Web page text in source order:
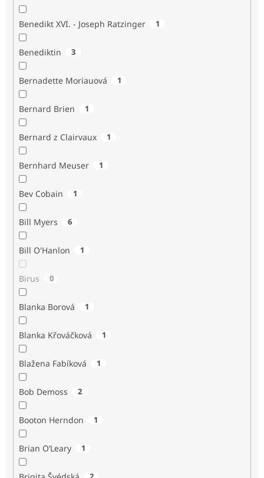
Benedikt XVI. - Joseph Ratzinger 1
Benediktin 3
Bernadette Moriauová 1
Bernard Brien 1
Bernard z Clairvaux 1
Bernhard Meuser 1
Bev Cobain 1
Bill Myers 6
Bill O'Hanlon 1
Birus 0
Blanka Borová 1
Blanka Křováčková 1
Blažena Fabíková 1
Bob Demoss 2
Booton Herndon 1
Brian O’Leary 1